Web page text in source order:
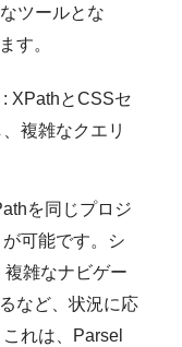
ツールとな
す。
: XPathとCSSセ
複雑なクエリ
を同じプロジ
可能です。シ
雑なナビゲー
など、状況に応
れは、Parsel